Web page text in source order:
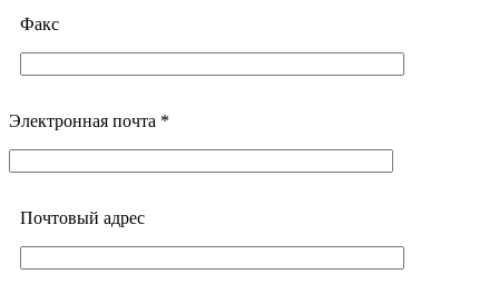
Факс
Электронная почта *
Почтовый адреc